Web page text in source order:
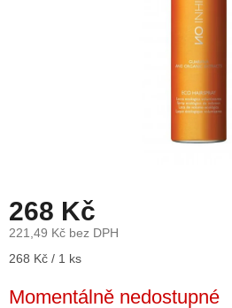
268 Kč
221,49 Kč bez DPH
Měrná
268 Kč / 1 ks
Momentálně nedostupné